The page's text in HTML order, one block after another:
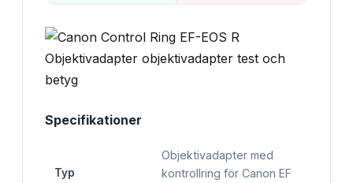
Specifikationer
Typ
Objektivadapter med
kontrollring för Canon EF